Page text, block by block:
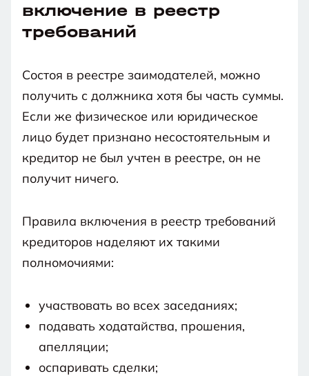
включение в реестр
требований
Состоя в реестре заимодателей, можно
получить с должника хотя бы часть суммы.
Если же физическое или юридическое
лицо будет признано несостоятельным и
кредитор не был учтен в реестре, он не
получит ничего.
Правила включения в реестр требований
кредиторов наделяют их такими
полномочиями:
участвовать во всех заседаниях;
подавать ходатайства, прошения,
апелляции;
оспаривать сделки;